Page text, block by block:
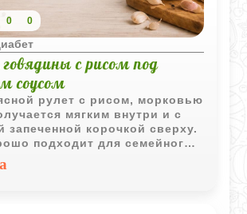
0 0
с рисом под
соусом
рулет с рисом, морковью
мягким внутри и с
запеченной корочкой сверху.
подходит для семейного
подавать порционно.